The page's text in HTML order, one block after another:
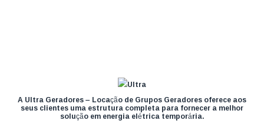
A Ultra Geradores – Locação de Grupos Geradores oferece aos
seus clientes uma estrutura completa para fornecer a melhor
solução em energia elétrica temporária.